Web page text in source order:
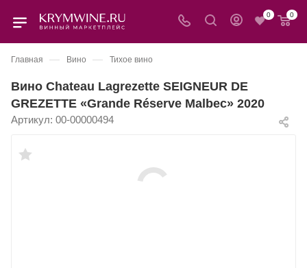
0 0
Главная — Вино — Тихое вино
Вино Chateau Lagrezette SEIGNEUR DE
GREZETTE «Grande Réserve Malbec» 2020
Артикул: 00-00000494